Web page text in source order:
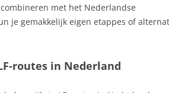
met het Nederlandse
je gemakkelijk eigen etappes of
routes in Nederland